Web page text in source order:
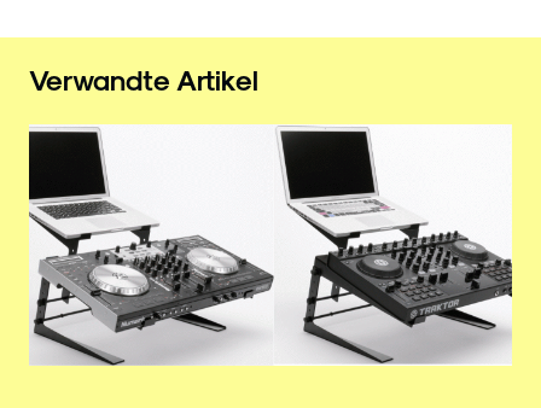
Verwandte Artikel